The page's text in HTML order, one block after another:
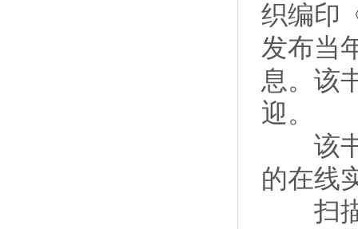
织编印
发布当
息。该
迎。
该书
的在线
扫描